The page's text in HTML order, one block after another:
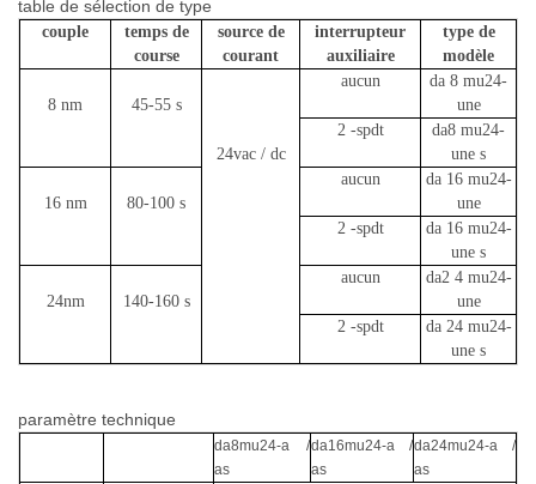
table de sélection de type
couple
temps de
course
source de
courant
interrupteur
auxiliaire
type de
modèle
8 nm 45-55s
24vac / dc
aucun da 8 mu24-
une
2 -spdt da8 mu24-
une s
16nm 80-100 s
aucun da16mu24-
une
2 -spdt da16mu24-
une s
24nm 140-160s
aucun da2 4mu24-
une
2 -spdt da24mu24-
une s
paramètre technique
da8mu24-a /
as
da16mu24-a /
as
da24mu24-a /
as